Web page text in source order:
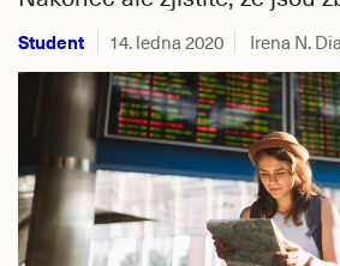
Student 14. ledna 2020 Irena N.